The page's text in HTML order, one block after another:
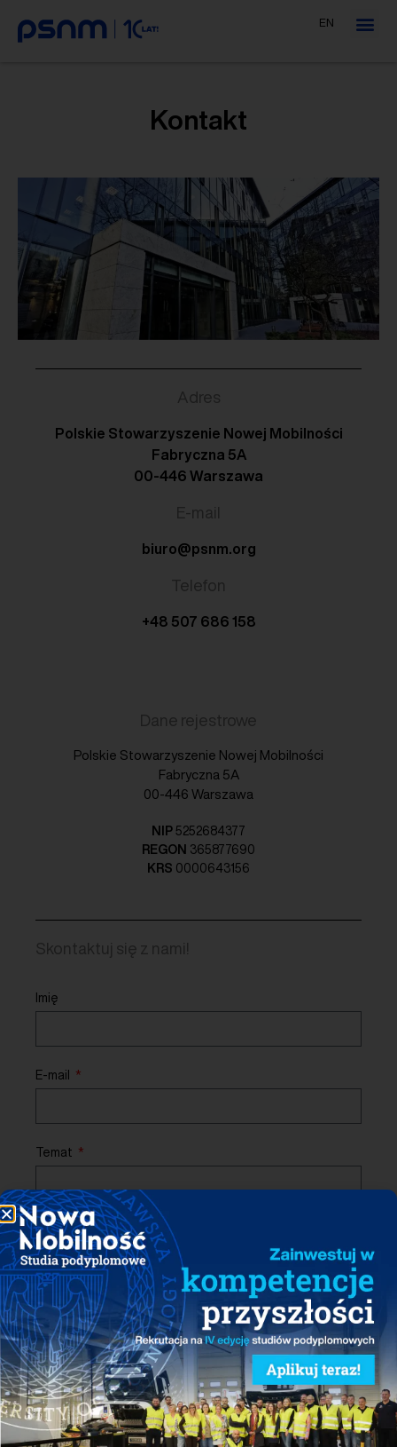
EN
Kontakt
Adres
Polskie Stowarzyszenie Nowej Mobilności
Fabryczna 5A
00-446 Warszawa
E-mail
biuro@psnm.org
Telefon
+48 507 686 158
Dane rejestrowe
Polskie Stowarzyszenie Nowej Mobilności
Fabryczna 5A
00-446 Warszawa
NIP 5252684377
REGON 365877690
KRS 0000643156
Skontaktuj się z nami!
Imię
E-mail
Temat
Wiadomość